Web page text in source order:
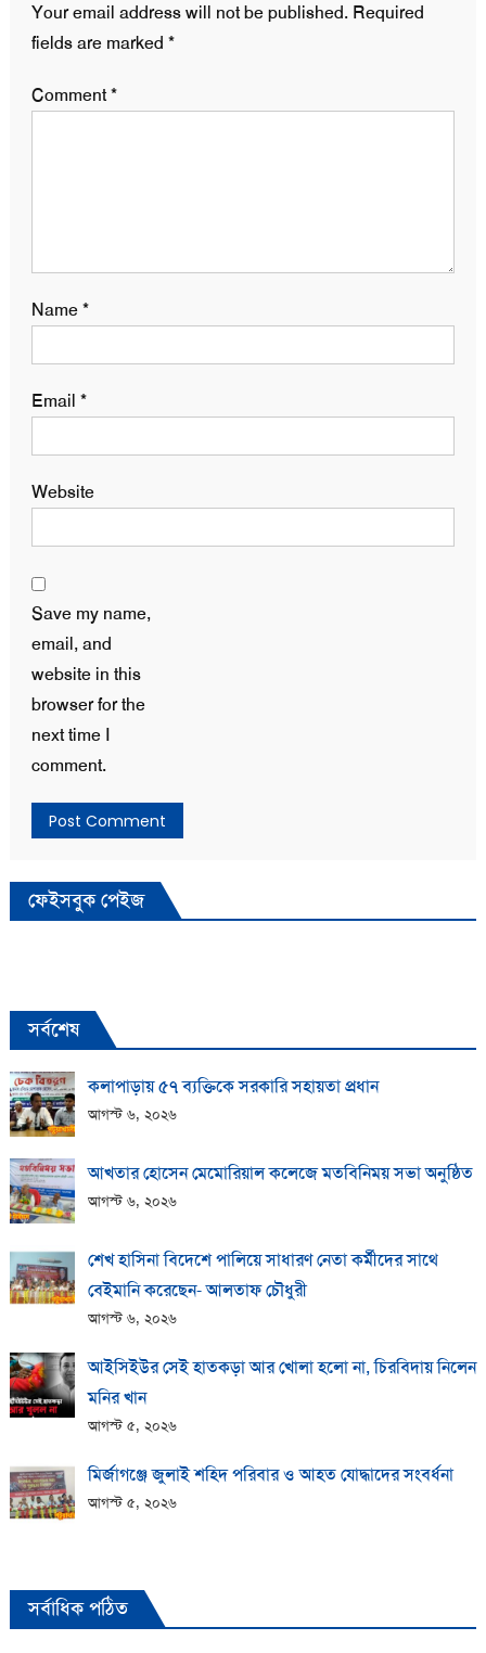
Your email address will not be published. Required
fields are marked *
Comment*
Name*
Email *
Website
Save my name,
email, and
website in this
browser for the
next time I
comment.
ফেইসবুক পেইজ
সর্বশেষ
কলাপাড়ায় ​৫৭ ব্যক্তিকে সরকারি সহায়তা প্রধান
আগস্ট ৬, ২০২৬
আখতার হোসেন মেমোরিয়াল কলেজে মতবিনিময় সভা অনুষ্ঠিত
আগস্ট ৬, ২০২৬
শেখ হাসিনা বিদেশে পালিয়ে সাধারণ নেতা কর্মীদের সাথে
বেইমানি করেছেন- আলতাফ চৌধুরী
আগস্ট ৬, ২০২৬
আইসিইউর সেই হাতকড়া আর খোলা হলো না, চিরবিদায় নিলেন
মনির খান
আগস্ট ৫, ২০২৬
মির্জাগঞ্জে জুলাই শহিদ পরিবার ও আহত যোদ্ধাদের সংবর্ধনা
আগস্ট ৫, ২০২৬
সর্বাধিক পঠিত